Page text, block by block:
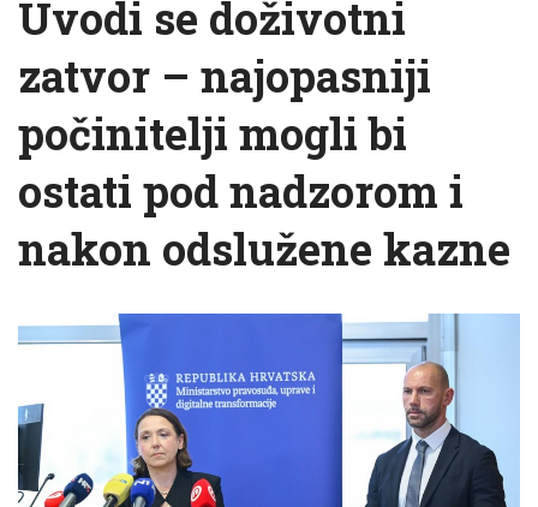
Uvodi se doživotni
zatvor – najopasniji
počinitelji mogli bi
ostati pod nadzorom i
nakon odslužene kazne